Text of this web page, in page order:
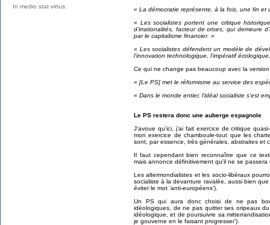
In medio stat virtus.
« La démocratie représente, à la fois, une fin et
« Les socialistes portent une critique
d’irrationalités, facteur de crises, qui demeure
par le capitalisme financier. »
« Les socialistes défendent un modèle de
l’innovation technologique, l’impératif
Ce qui ne change pas beaucoup avec la
« [Le PS] met le réformisme au service des
« Dans le monde entier, l’idéal socialiste s’est
Le PS restera donc une auberge espagnole
J’avoue qu’ici, j’ai fait exercice de critique
mon exercice de chamboule-tout que les
sont, par essence, très générales, abstraites et
Il faut cependant bien reconnaître que ce
mais annonce définitivement qu’il ne se
Les altermondialistes et les socio-libéraux
socialiste à la devanture ravalée, aussi bien
éviter le mot ‘anti-européens’).
Un PS qui aura donc choisi de ne pas
idéologiques, de ne pas quitter ses oripeaux
idéologique, et de poursuivre sa
je gouverne en le faisant progresser’).